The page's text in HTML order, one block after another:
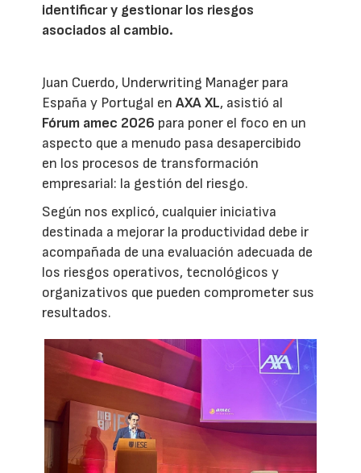
identificar y gestionar los riesgos
asociados al cambio.
Juan Cuerdo, Underwriting Manager para
España y Portugal enAXA XL, asistió al
Fórum amec 2026 para poner el foco en un
aspecto que a menudo pasa desapercibido
en los procesos de transformación
empresarial: la gestión del riesgo.
Según nos explicó, cualquier iniciativa
destinada a mejorar la productividad debe ir
acompañada de una evaluación adecuada de
los riesgos operativos, tecnológicos y
organizativos que pueden comprometer sus
resultados.